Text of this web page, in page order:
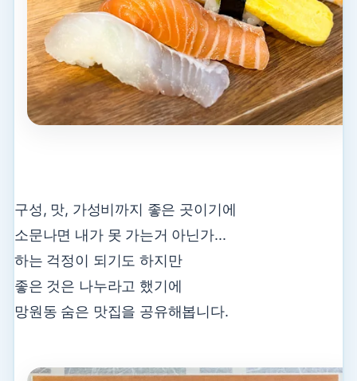
구성, 맛, 가성비까지 좋은 곳이기에
소문나면 내가 못 가는거 아닌가...
하는 걱정이 되기도 하지만
좋은 것은 나누라고 했기에
망원동 숨은 맛집을 공유해봅니다.